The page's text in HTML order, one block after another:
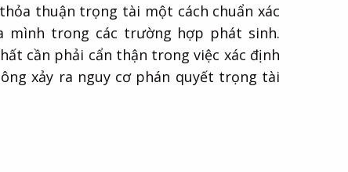
thuận trọng tài một cách chuẩn xác
mình trong các trường hợp phát sinh.
cần phải cẩn thận trong việc xác định
xảy ra nguy cơ phán quyết trọng tài